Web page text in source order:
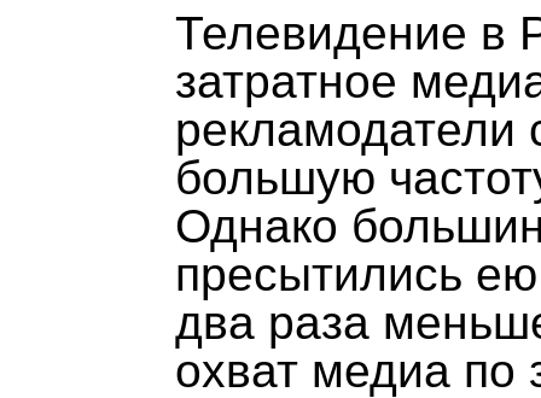
Телевидение в
затратное
рекламодатели
большую
Однако
пресытились
два раза
охват медиа